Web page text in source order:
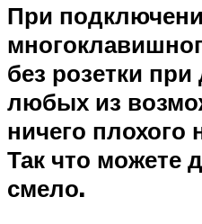
При
без розетки
любых из
ничего плохого
Так что можете
смело.